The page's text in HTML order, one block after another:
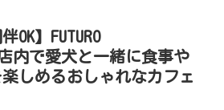
OK】FUTURO
内で愛犬と一緒に食事や
しめるおしゃれなカフェ